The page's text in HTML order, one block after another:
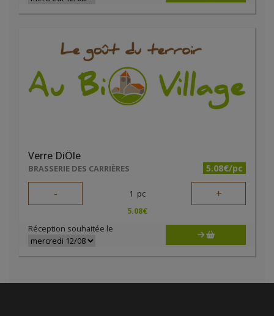
Verre DiÔle
BRASSERIE DES CARRIÈRES 5.08€/pc
- 1 pc +
5.08€
Réception souhaitée le